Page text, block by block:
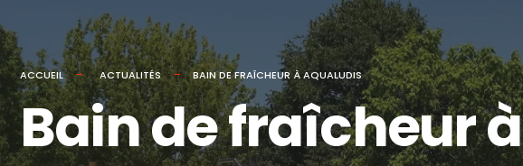
ACCUEIL ACTUALITÉS BAIN DE FRAÎCHEUR À AQUALUDIS
Bain de fraîcheur